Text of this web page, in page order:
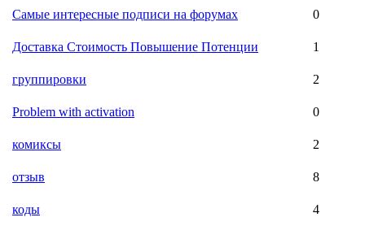
Самые интересные подписи на форумах 0
Доставка Стоимость Повышение Потенции 1
группировки 2
Problem with activation 0
комиксы 2
отзыв 8
коды 4